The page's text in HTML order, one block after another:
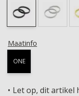
Maatinfo
ONE
Let op, dit artikel